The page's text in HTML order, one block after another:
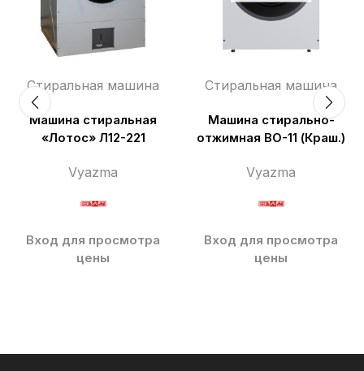
Стиральная машина
Машина стиральная
«Лотос» Л12-221
Vyazma
Вход для просмотра
цены
Стиральная машина
Машина стирально-
отжимная ВО-11 (Краш.)
Vyazma
Вход для просмотра
цены